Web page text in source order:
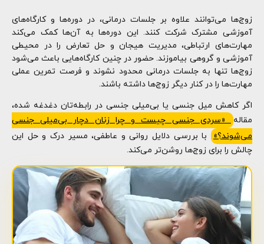
زوج‌ها می‌توانند علاوه بر جلسات درمانی، در دوره‌ها و کارگاه‌های
آموزشی مشترک شرکت کنند. این دوره‌ها به آن‌ها کمک می‌کند
مهارت‌های ارتباطی، مدیریت هیجان و حل تعارض را در محیطی
آموزشی و گروهی بیاموزند. حضور در چنین کارگاه‌هایی باعث می‌شود
زوج‌ها تنها به جلسات درمانی محدود نشوند و فرصت تمرین عملی
مهارت‌ها را در کنار دیگر زوج‌ها داشته باشند.
اگر کاهش میل جنسی یا بی‌میلی جنسی در رابطه‌تان دغدغه شده،
مقاله «سردی جنسی چیست و چرا زنان دچار بی‌میلی جنسی
می‌شوند؟»
با بررسی دلایل روانی و عاطفی، مسیر درک و حل این
چالش را برای زوج‌ها روشن‌تر می‌کند.